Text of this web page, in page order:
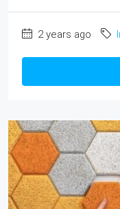
2 years ago